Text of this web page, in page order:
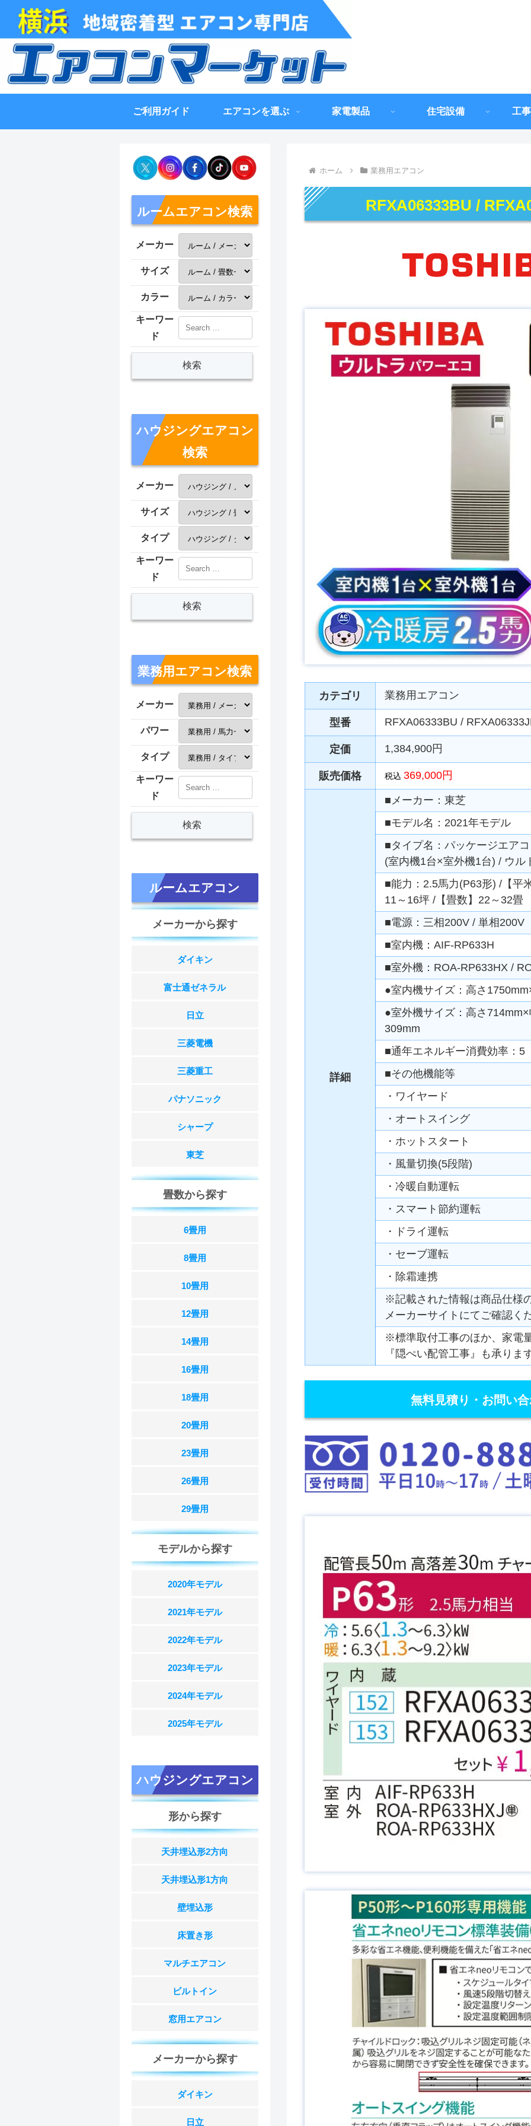
ご利用ガイド エアコンを選ぶ 家電製品 住宅設備 工
ホーム 業務用エアコン
RFXA06333BU /
カテゴリ 業務用エアコン
型番 RFXA06333BU /
定価 1,384,900円
販売価格 税込 369,000円
詳細
■メーカー：東芝
■モデル名：2021年モデル
■タイプ名：パッケージエア
(室内機1台×室外機1台) / ウル
■能力：2.5馬力(P63形) /【平
11～16坪 /【畳数】22～32畳
■電源：三相200V / 単相200V
■室内機：AIF-RP633H
■室外機：ROA-RP633HX /
●室内機サイズ：高さ
●室外機サイズ：高さ
309mm
■通年エネルギー消費効率：5
■その他機能等
・ワイヤード
・オートスイング
・ホットスタート
・風量切換(5段階)
・冷暖自動運転
・スマート節約運転
・ドライ運転
・セーブ運転
・除霜連携
※記載された情報は商品仕様
メーカーサイトにてご確認く
※標準取付工事のほか、家電
『隠ぺい配管工事』も承りま
無料見積り・お問い
ルームエアコン検索
メーカー
サイズ
カラー
キーワー
ド
ハウジングエアコン
検索
メーカー
サイズ
タイプ
キーワー
ド
業務用エアコン検索
メーカー
パワー
タイプ
キーワー
ド
ルームエアコン
メーカーから探す
ダイキン
富士通ゼネラル
日立
三菱電機
三菱重工
パナソニック
シャープ
東芝
畳数から探す
6畳用
8畳用
10畳用
12畳用
14畳用
16畳用
18畳用
20畳用
23畳用
26畳用
29畳用
モデルから探す
2020年モデル
2021年モデル
2022年モデル
2023年モデル
2024年モデル
2025年モデル
ハウジングエアコン
形から探す
天井埋込形2方向
天井埋込形1方向
壁埋込形
床置き形
マルチエアコン
ビルトイン
窓用エアコン
メーカーから探す
ダイキン
日立